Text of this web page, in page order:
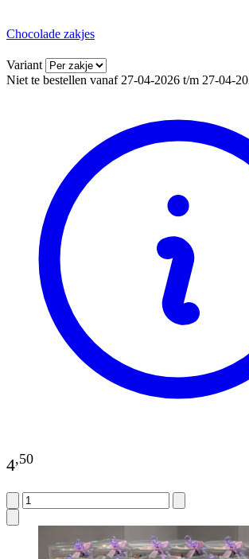
Chocolade zakjes
Variant
Niet te bestellen vanaf 27-04-2026 t/m 27-04-
4,50